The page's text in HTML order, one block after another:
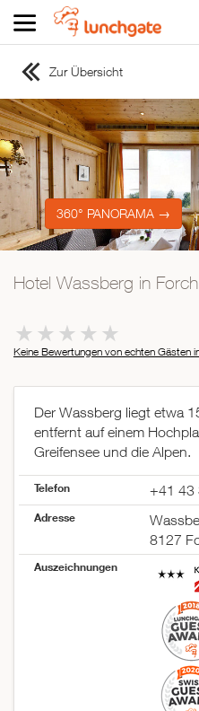
ZUR STARTSEITE
ZUR RESTAURANTSUCHE
Asiatisch
Italienisch
Französisch
Traditionell
Mexikanisch
Zur Übersicht
360° PANORAMA →
Hotel Wassberg in Forch
Keine Bewertungen von echten Gästen
Der Wassberg liegt etwa
entfernt auf einem
Greifensee und die Alpen.
Telefon +41 43
Adresse
8127
Auszeichnungen